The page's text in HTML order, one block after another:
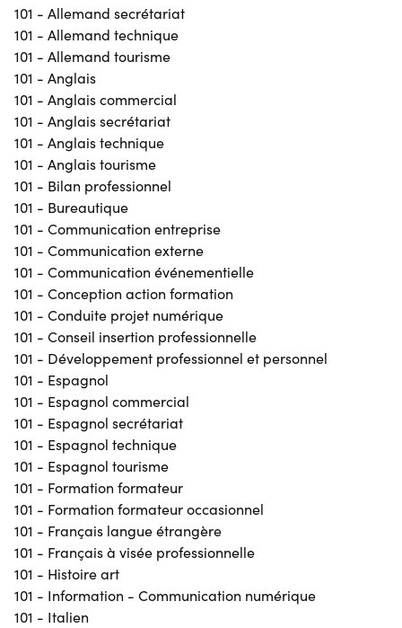
101 - Allemand secrétariat
101 - Allemand technique
101 - Allemand tourisme
101 - Anglais
101 - Anglais commercial
101 - Anglais secrétariat
101 - Anglais technique
101 - Anglais tourisme
101 - Bilan professionnel
101 - Bureautique
101 - Communication entreprise
101 - Communication externe
101 - Communication événementielle
101 - Conception action formation
101 - Conduite projet numérique
101 - Conseil insertion professionnelle
101 - Développement professionnel et personnel
101 - Espagnol
101 - Espagnol commercial
101 - Espagnol secrétariat
101 - Espagnol technique
101 - Espagnol tourisme
101 - Formation formateur
101 - Formation formateur occasionnel
101 - Français langue étrangère
101 - Français à visée professionnelle
101 - Histoire art
101 - Information - Communication numérique
101 - Italien